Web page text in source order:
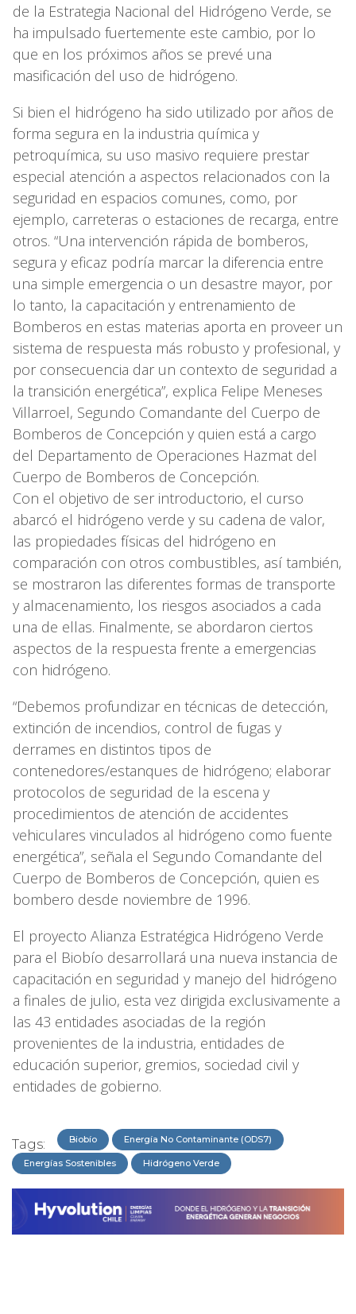
de la Estrategia Nacional del Hidrógeno Verde, se
ha impulsado fuertemente este cambio, por lo
que en los próximos años se prevé una
masificación del uso de hidrógeno.
Si bien el hidrógeno ha sido utilizado por años de
forma segura en la industria química y
petroquímica, su uso masivo requiere prestar
especial atención a aspectos relacionados con la
seguridad en espacios comunes, como, por
ejemplo, carreteras o estaciones de recarga, entre
otros. “Una intervención rápida de bomberos,
segura y eficaz podría marcar la diferencia entre
una simple emergencia o un desastre mayor, por
lo tanto, la capacitación y entrenamiento de
Bomberos en estas materias aporta en proveer un
sistema de respuesta más robusto y profesional, y
por consecuencia dar un contexto de seguridad a
la transición energética”, explica Felipe Meneses
Villarroel, Segundo Comandante del Cuerpo de
Bomberos de Concepción y quien está a cargo
del Departamento de Operaciones Hazmat del
Cuerpo de Bomberos de Concepción.
Con el objetivo de ser introductorio, el curso
abarcó el hidrógeno verde y su cadena de valor,
las propiedades físicas del hidrógeno en
comparación con otros combustibles, así también,
se mostraron las diferentes formas de transporte
y almacenamiento, los riesgos asociados a cada
una de ellas. Finalmente, se abordaron ciertos
aspectos de la respuesta frente a emergencias
con hidrógeno.
“Debemos profundizar en técnicas de detección,
extinción de incendios, control de fugas y
derrames en distintos tipos de
contenedores/estanques de hidrógeno; elaborar
protocolos de seguridad de la escena y
procedimientos de atención de accidentes
vehiculares vinculados al hidrógeno como fuente
energética”, señala el Segundo Comandante del
Cuerpo de Bomberos de Concepción, quien es
bombero desde noviembre de 1996.
El proyecto Alianza Estratégica Hidrógeno Verde
para el Biobío desarrollará una nueva instancia de
capacitación en seguridad y manejo del hidrógeno
a finales de julio, esta vez dirigida exclusivamente a
las 43 entidades asociadas de la región
provenientes de la industria, entidades de
educación superior, gremios, sociedad civil y
entidades de gobierno.
Tags: Biobío Energía No Contaminante (ODS7)
Energías Sostenibles Hidrógeno Verde